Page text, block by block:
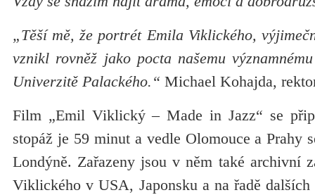
„Těší mě, že portrét Emila Viklického,
vznikl rovněž jako pocta našemu
Univerzitě Palackého.“ Michael Kohajda,
Film „Emil Viklický – Made in Jazz“ se
stopáž je 59 minut a vedle Olomouce a Prahy
Londýně. Zařazeny jsou v něm také archivní
Viklického v USA, Japonsku a na řadě